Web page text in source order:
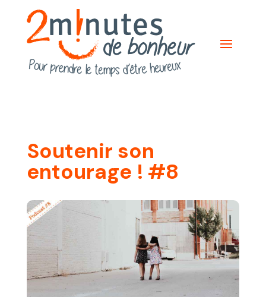
Soutenir son
entourage ! #8